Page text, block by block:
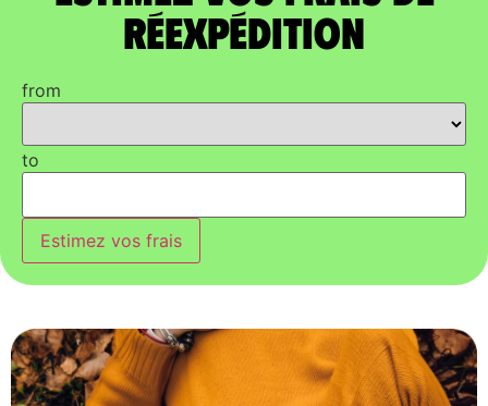
réexpédition
from
to
Estimez vos frais